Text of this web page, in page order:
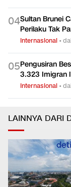
04Sultan Brunei
Perilaku Tak
Internasional •
05Pengusiran
3.323 Imigran
Internasional •
LAINNYA DARI